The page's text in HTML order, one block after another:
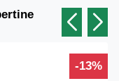
-13%